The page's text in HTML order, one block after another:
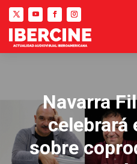
Navarra
celebrará
sobre